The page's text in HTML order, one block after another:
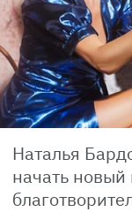
Наталья
начать